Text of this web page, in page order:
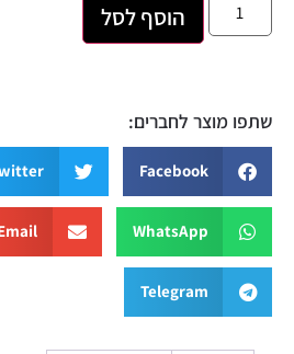
הוסף לסל
מוצר לחברים:
Facebook
Twitter
WhatsApp
Email
Telegram